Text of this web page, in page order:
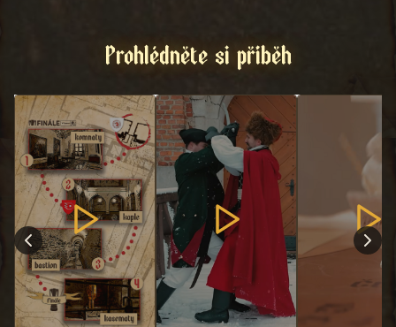
Prohlédněte si příběh